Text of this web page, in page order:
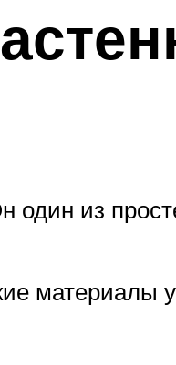
один из
материалы